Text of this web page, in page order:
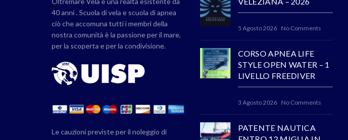
40 anni . Scuola di vela e scuola di apnea
ciò che accomuna tutti i membri della
nostra comunità è la passione per il mare,
per la scoperta e per la condivisione.
Le cauzioni previste per il noleggio di
5 Agosto 2026 No Comments
CORSO APNEA LIFE
STYLE OPEN WATER – 1
LIVELLO FREEDIVER
3 Agosto 2026 No Comments
PATENTE NAUTICA